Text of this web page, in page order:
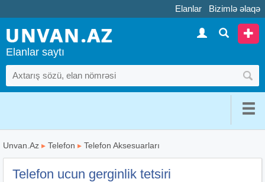
Elanlar Bizimlə əlaqə
Elanlar saytı
Unvan.Az ▸ Telefon ▸ Telefon Aksesuarları
Telefon ucun gerginlik tetsiri